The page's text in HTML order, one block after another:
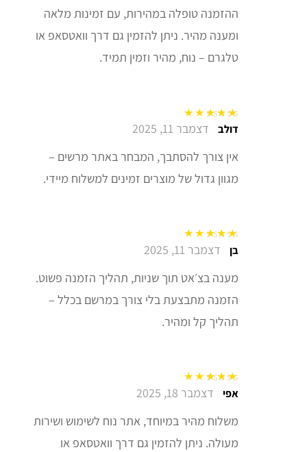
ההזמנה טופלה במהירות, עם זמינות מלאה
ומענה מהיר. ניתן להזמין גם דרך וואטסאפ או
טלגרם – נוח, מהיר וזמין תמיד.
דורג5מתוך 5דולב דצמבר 11, 2025
אין צורך להסתבך, המבחר באתר מרשים –
מגוון גדול של מוצרים זמינים למשלוח מיידי.
דורג מתוך 5 בן דצמבר 11, 2025
מענה בצ׳אט תוך שניות, תהליך הזמנה פשוט.
הזמנה מתבצעת בלי צורך במרשם בכלל –
תהליך קל ומהיר.
דורג5מתוך 5 אפי דצמבר 18, 2025
משלוח מהיר במיוחד, אתר נוח לשימוש ושירות
מעולה. ניתן להזמין גם דרך וואטסאפ או